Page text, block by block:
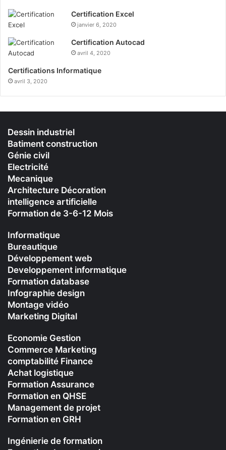
Certification Excel
janvier 6, 2020
Certification Autocad
avril 4, 2020
Certifications Informatique
avril 3, 2020
Dessin industriel
Batiment construction
Génie civil
Electricité
Mecanique
Architecture Décoration
intelligence artificielle
Formation de 3-6-12 Mois
Informatique
Bureautique
Développement web
Developpement informatique
Formation database
Infographie design
Montage vidéo
Marketing Digital
Economie Gestion
Commerce Marketing
comptabilité Finance
Achat logistique
Formation Assurance
Formation en QHSE
Management de projet
Formation en GRH
Ingénierie de formation